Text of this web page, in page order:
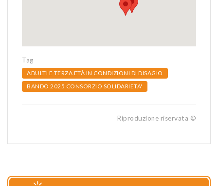
Tag
ADULTI E TERZA ETÀ IN CONDIZIONI DI DISAGIO
BANDO 2025 CONSORZIO SOLIDARIETA'
Riproduzione riservata ©